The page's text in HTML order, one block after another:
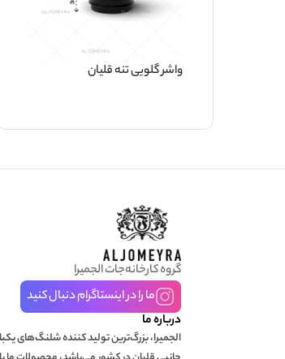
واشر گلویی تنه قلیان
گروه کارخانه‌جات الجمیرا
ما را در اینستاگرام دنبال کنید
درباره ما
الجمیرا، بزرگ‌ترین تولید کننده شلنگ‌های